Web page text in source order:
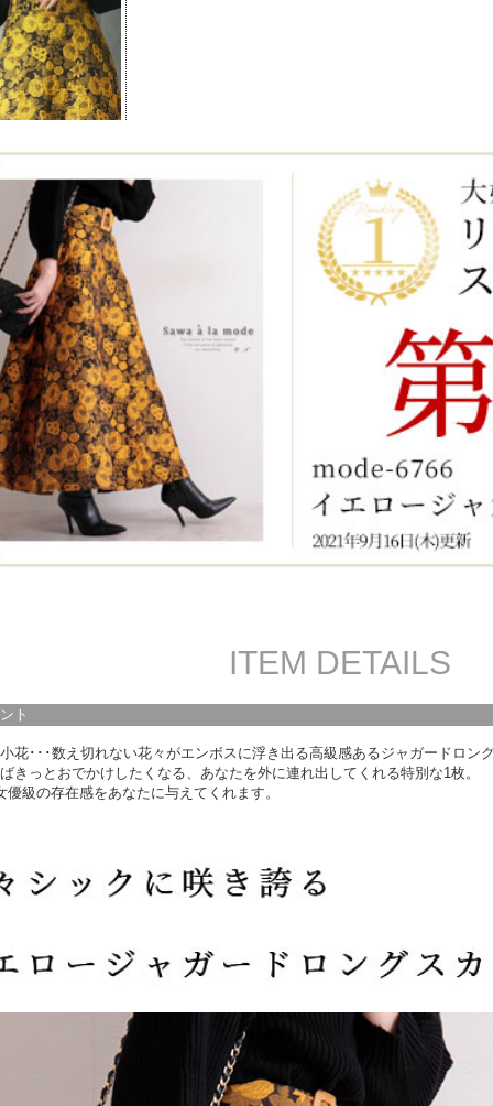
ITEM DETAILS
ト
花･･･数え切れない花々がエンボスに浮き出る高級感あるジャガードロング
きっとおでかけしたくなる、あなたを外に連れ出してくれる特別な1枚。
優級の存在感をあなたに与えてくれます。